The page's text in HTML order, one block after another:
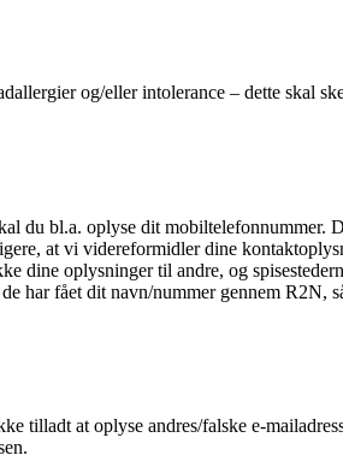
og/eller intolerance – dette skal
du bl.a. oplyse dit mobiltelefonnummer.
at vi videreformidler dine
dine oplysninger til andre, og
har fået dit navn/nummer gennem R2N,
tilladt at oplyse andres/falske e-